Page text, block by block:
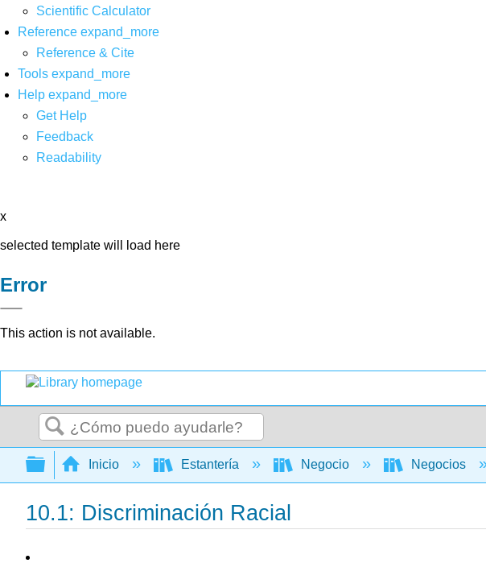
Scientific Calculator
Reference expand_more
Reference & Cite
Tools expand_more
Help expand_more
Get Help
Feedback
Readability
x
selected template will load here
Error
This action is not available.
Buscar
Expandir/contraer jerarquía global
Inicio Estantería Negocio Negocios
10.1: Discriminación Racial